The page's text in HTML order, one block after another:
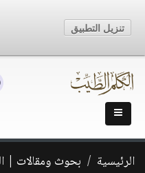
الرئيسية بحوث ومقالات |
تنزيل التطبيق